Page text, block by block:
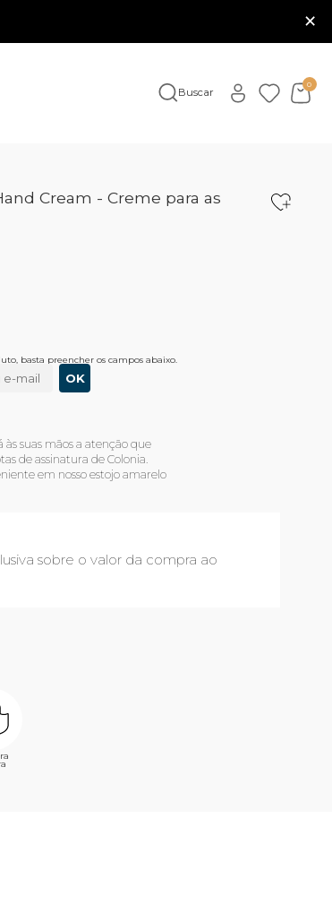
×
Buscar
0
Cream - Creme para as
basta preencher os campos abaixo.
suas mãos a atenção que
de assinatura de Colonia.
em nosso estojo amarelo
sobre o valor da compra ao